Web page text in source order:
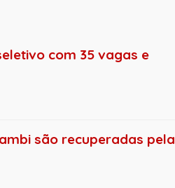
com 35 vagas e
são recuperadas pela